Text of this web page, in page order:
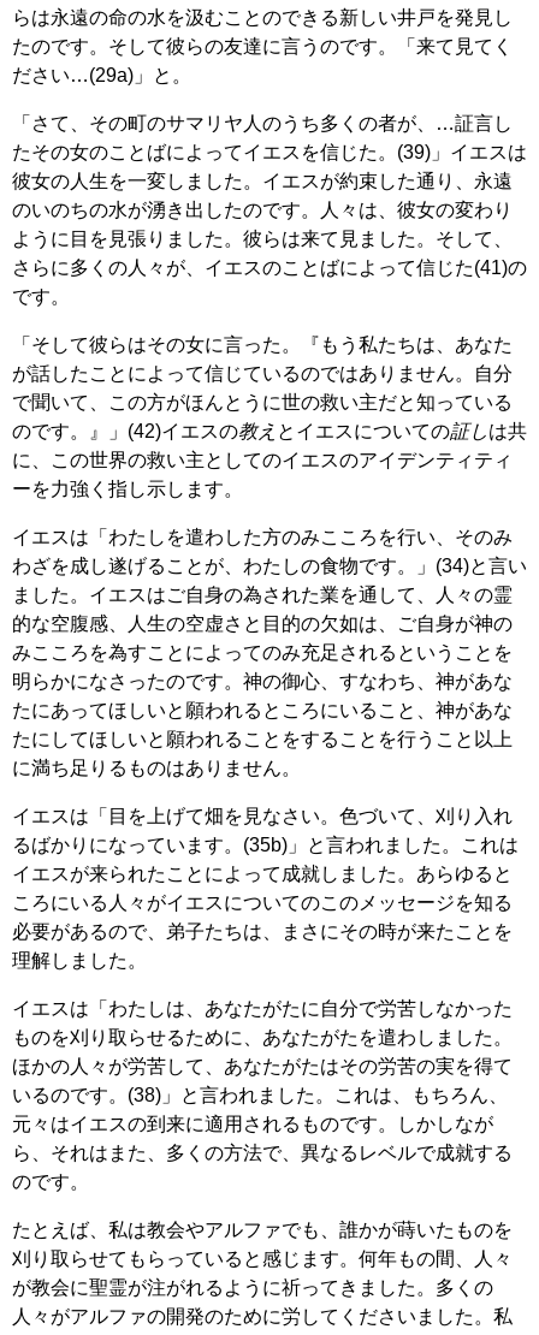
らは永遠の命の水を汲むことのできる新しい井戸を発見し
たのです。そして彼らの友達に言うのです。「来て見てく
ださい…(29a)」と。
「さて、その町のサマリヤ人のうち多くの者が、…証言し
たその女のことばによってイエスを信じた。(39)」イエスは
彼女の人生を一変しました。イエスが約束した通り、永遠
のいのちの水が湧き出したのです。人々は、彼女の変わり
ように目を見張りました。彼らは来て見ました。そして、
さらに多くの人々が、イエスのことばによって信じた(41)の
です。
「そして彼らはその女に言った。『もう私たちは、あなた
が話したことによって信じているのではありません。自分
で聞いて、この方がほんとうに世の救い主だと知っている
のです。』」(42)イエスの教え とイエスについての証しは共
に、この世界の救い主としてのイエスのアイデンティティ
ーを力強く指し示します。
イエスは「わたしを遣わした方のみこころを行い、そのみ
わざを成し遂げることが、わたしの食物です。」(34)と言い
ました。イエスはご自身の為された業を通して、人々の霊
的な空腹感、人生の空虚さと目的の欠如は、ご自身が神の
みこころを為すことによってのみ充足されるということを
明らかになさったのです。神の御心、すなわち、神があな
たにあってほしいと願われるところにいること、神があな
たにしてほしいと願われることをすることを行うこと以上
に満ち足りるものはありません。
イエスは「目を上げて畑を見なさい。色づいて、刈り入れ
るばかりになっています。(35b)」と言われました。これは
イエスが来られたことによって成就しました。あらゆると
ころにいる人々がイエスについてのこのメッセージを知る
必要があるので、弟子たちは、まさにその時が来たことを
理解しました。
イエスは「わたしは、あなたがたに自分で労苦しなかった
ものを刈り取らせるために、あなたがたを遣わしました。
ほかの人々が労苦して、あなたがたはその労苦の実を得て
いるのです。(38)」と言われました。これは、もちろん、
元々はイエスの到来に適用されるものです。しかしなが
ら、それはまた、多くの方法で、異なるレベルで成就する
のです。
たとえば、私は教会やアルファでも、誰かが蒔いたものを
刈り取らせてもらっていると感じます。何年もの間、人々
が教会に聖霊が注がれるように祈ってきました。多くの
人々がアルファの開発のために労してくださいました。私